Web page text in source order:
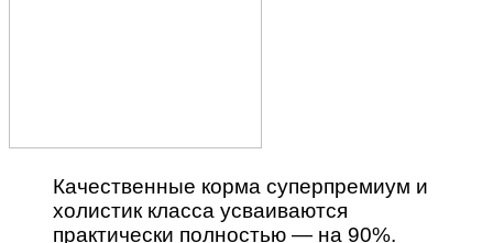
Качественные корма суперпремиум и
холистик класса усваиваются
практически полностью — на 90%.